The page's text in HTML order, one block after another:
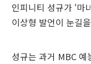
인피니티 성규가 ‘마
이상형 발언이 눈길
성규는 과거 MBC 예